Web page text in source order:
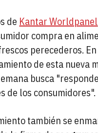
de Kantar Worldpanel
compra en
perecederos.
de esta nueva
busca
de los consumidores".
también se